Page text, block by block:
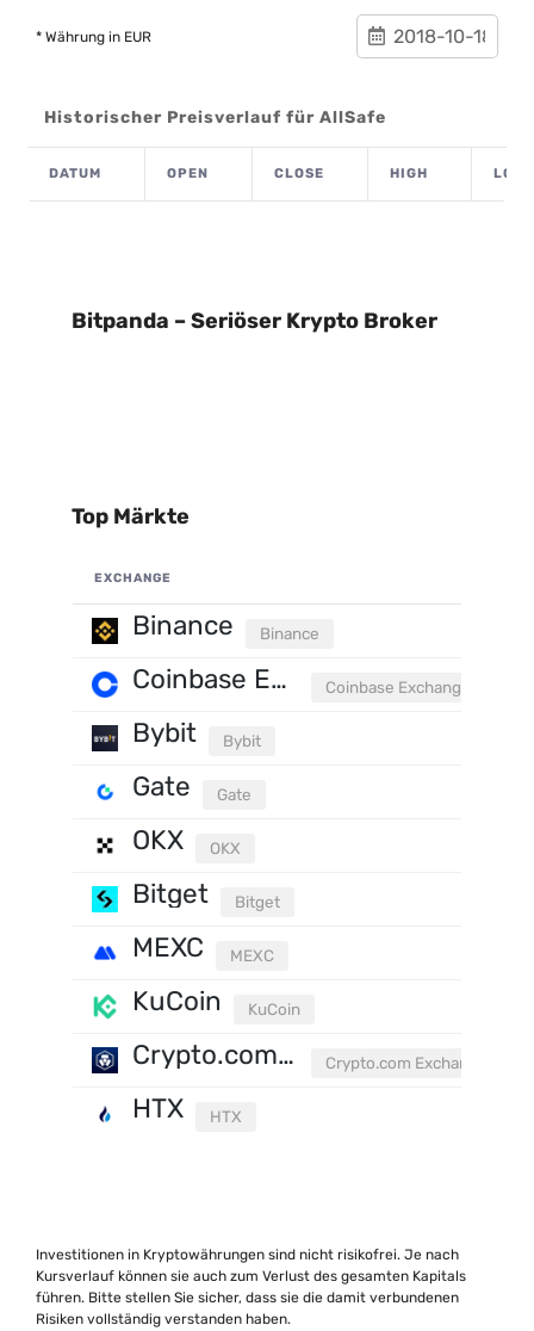
* Währung in EUR
Historischer Preisverlauf für AllSafe
DATUM OPEN CLOSE HIGH LOW
Bitpanda – Seriöser Krypto Broker
Top Märkte
EXCHANGE
Binance Binance
Coinbase Exchange Coinbase Exchange
Bybit Bybit
Gate Gate
OKX OKX
Bitget Bitget
MEXC MEXC
KuCoin KuCoin
Crypto.com Exchange Crypto.com Exchange
HTX HTX
Investitionen in Kryptowährungen sind nicht risikofrei. Je nach
Kursverlauf können sie auch zum Verlust des gesamten Kapitals
führen. Bitte stellen Sie sicher, dass sie die damit verbundenen
Risiken vollständig verstanden haben.